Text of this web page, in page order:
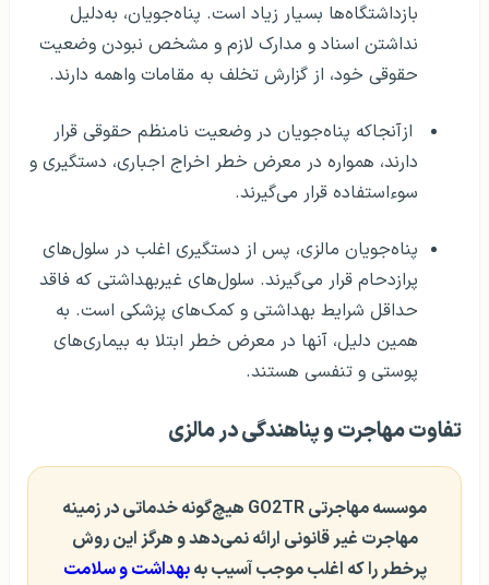
بازداشتگاه‌ها بسیار زیاد است. پناه‌جویان، به‌دلیل
نداشتن اسناد و مدارک لازم و مشخص نبودن وضعیت
حقوقی خود، از گزارش تخلف به مقامات واهمه دارند.
ازآنجاکه پناه‌جویان در وضعیت نامنظم حقوقی قرار
دارند، همواره در معرض خطر اخراج اجباری، دستگیری و
سوءاستفاده قرار می‌گیرند.
پناه‌جویان مالزی، پس از دستگیری اغلب در سلول‌های
پر‌ازدحام قرار می‌گیرند. سلول‌های غیربهداشتی که فاقد
حداقل شرایط بهداشتی و کمک‌های پزشکی است. به
همین دلیل، آنها در معرض خطر ابتلا به بیماری‌های
پوستی و تنفسی هستند.
تفاوت مهاجرت و پناهندگی در مالزی
موسسه مهاجرتی GO2TR هیچ‌گونه خدماتی در زمینه
مهاجرت غیر قانونی ارائه نمی‌دهد و هرگز این روش
پرخطر را که اغلب موجب آسیب بهبهداشت و سلامت